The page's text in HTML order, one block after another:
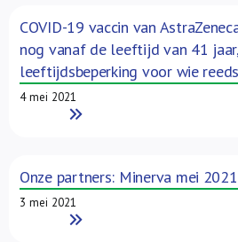
COVID-19 vaccin van
nog vanaf de leeftijd van 41
leeftijdsbeperking voor wie
4 mei 2021
Read More
Onze partners: Minerva mei 2021
3 mei 2021
Read More